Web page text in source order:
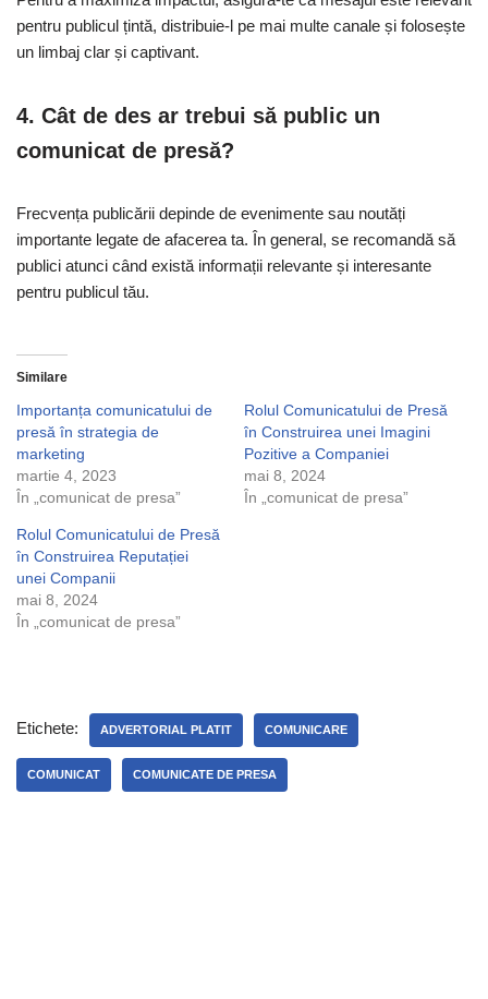
pentru publicul țintă, distribuie-l pe mai multe canale și folosește
un limbaj clar și captivant.
4. Cât de des ar trebui să public un
comunicat de presă?
Frecvența publicării depinde de evenimente sau noutăți
importante legate de afacerea ta. În general, se recomandă să
publici atunci când există informații relevante și interesante
pentru publicul tău.
Similare
Importanța comunicatului de
presă în strategia de
marketing
martie 4, 2023
În „comunicat de presa”
Rolul Comunicatului de Presă
în Construirea unei Imagini
Pozitive a Companiei
mai 8, 2024
În „comunicat de presa”
Rolul Comunicatului de Presă
în Construirea Reputației
unei Companii
mai 8, 2024
În „comunicat de presa”
Etichete: ADVERTORIAL PLATIT COMUNICARE
COMUNICAT COMUNICATE DE PRESA